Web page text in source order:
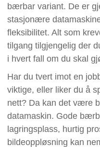
bærbar variant. De er
stasjonære
fleksibilitet. Alt som
tilgang tilgjengelig der
i hvert fall om du skal
Har du tvert imot en
viktige, eller liker du å
nett? Da kan det være
datamaskin. Gode
lagringsplass, hurtig
bildeoppløsning kan